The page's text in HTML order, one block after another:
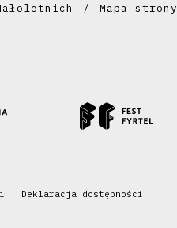
Mapa strony
| Deklaracja dostępności